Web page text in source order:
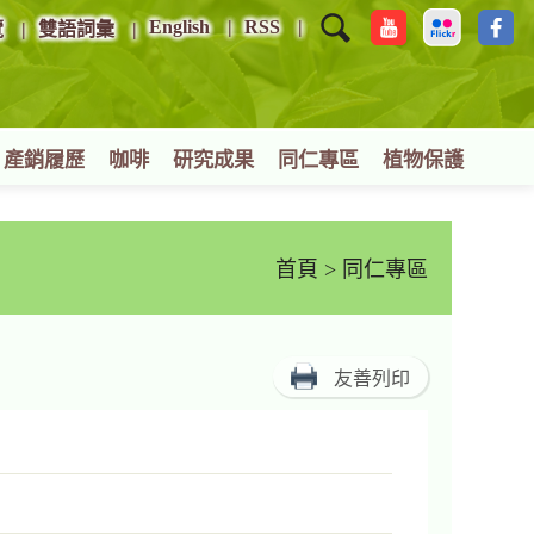
雙語詞彙 English RSS
產銷履歷 咖啡 研究成果 同仁專區 植物保護
首頁 > 同仁專區
友善列印